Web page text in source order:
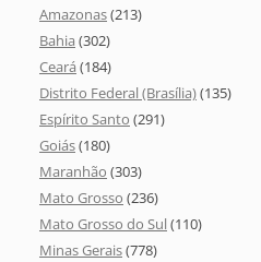
Amazonas(213)
Bahia (302)
Ceará (184)
Distrito Federal (Brasília)(135)
Espírito Santo (291)
Goiás(180)
Maranhão (303)
Mato Grosso (236)
Mato Grosso do Sul(110)
Minas Gerais(778)